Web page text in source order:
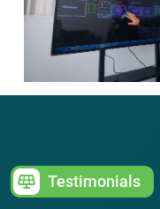
Testimonials